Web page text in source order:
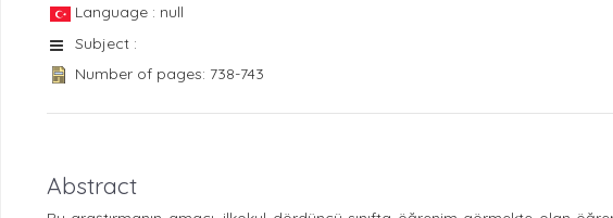
Language : null
Subject :
Number of pages: 738-743
Abstract